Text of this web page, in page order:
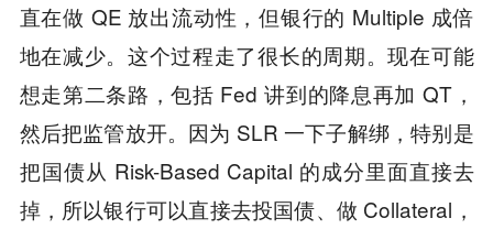
直在做 QE 放出流动性，但银行的 Multiple 成倍
地在减少。这个过程走了很长的周期。现在可能
想走第二条路，包括 Fed 讲到的降息再加 QT，
然后把监管放开。因为 SLR 一下子解绑，特别是
把国债从 Risk-Based Capital 的成分里面直接去
掉，所以银行可以直接去投国债、做 Collateral，